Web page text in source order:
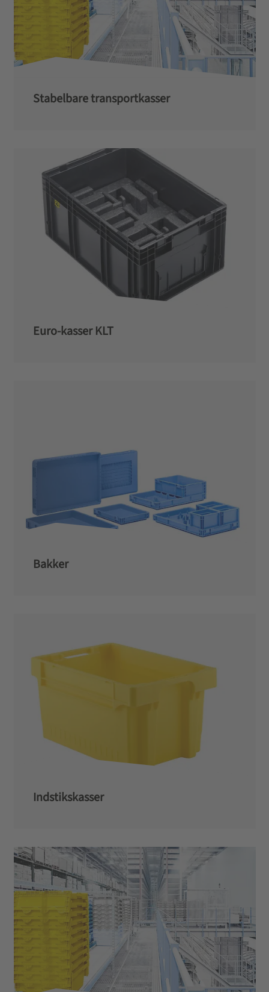
Stabelbare transportkasser
Euro-kasser KLT
Bakker
Indstikskasser